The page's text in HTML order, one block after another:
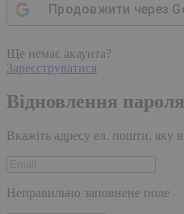
Продовжити через
Ще немає акаунта?
Зареєструватися
Відновлення пароля
Вкажіть адресу ел. пошти, яку
Неправильно заповнене поле